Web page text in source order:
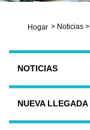
Hogar > Noticias >
NOTICIAS
NUEVA LLEGADA